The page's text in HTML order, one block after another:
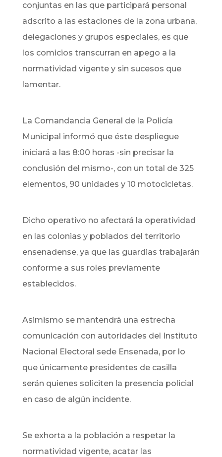
conjuntas en las que participará personal
adscrito a las estaciones de la zona urbana,
delegaciones y grupos especiales, es que
los comicios transcurran en apego a la
normatividad vigente y sin sucesos que
lamentar.
La Comandancia General de la Policía
Municipal informó que éste despliegue
iniciará a las 8:00 horas -sin precisar la
conclusión del mismo-, con un total de 325
elementos, 90 unidades y 10 motocicletas.
Dicho operativo no afectará la operatividad
en las colonias y poblados del territorio
ensenadense, ya que las guardias trabajarán
conforme a sus roles previamente
establecidos.
Asimismo se mantendrá una estrecha
comunicación con autoridades del Instituto
Nacional Electoral sede Ensenada, por lo
que únicamente presidentes de casilla
serán quienes soliciten la presencia policial
en caso de algún incidente.
Se exhorta a la población a respetar la
normatividad vigente, acatar las